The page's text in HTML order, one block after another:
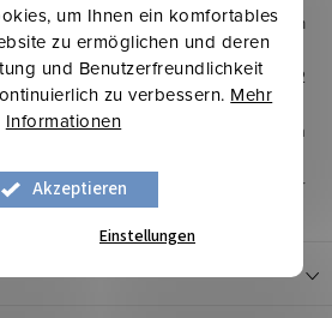
um Ihnen ein komfortables
zu ermöglichen und deren
und Benutzerfreundlichkeit
zu verbessern. Mehr
Informationen
Akzeptieren
Einstellungen
80 cm
100g+18g/m2
95–120°C, 0,3–0,6 bar, 10–15 Sekunden
Europäischer Hersteller